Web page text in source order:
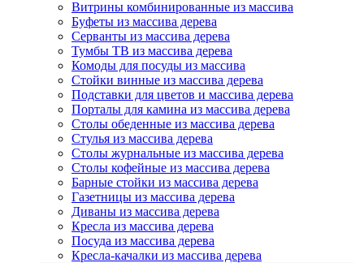
Витрины комбинированные из массива
Буфеты из массива дерева
Серванты из массива дерева
Тумбы ТВ из массива дерева
Комоды для посуды из массива
Стойки винные из массива дерева
Подставки для цветов и массива дерева
Порталы для камина из массива дерева
Столы обеденные из массива дерева
Стулья из массива дерева
Столы журнальные из массива дерева
Столы кофейные из массива дерева
Барные стойки из массива дерева
Газетницы из массива дерева
Диваны из массива дерева
Кресла из массива дерева
Посуда из массива дерева
Кресла-качалки из массива дерева